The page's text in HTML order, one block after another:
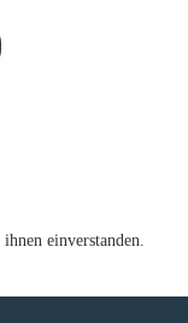
einverstanden.